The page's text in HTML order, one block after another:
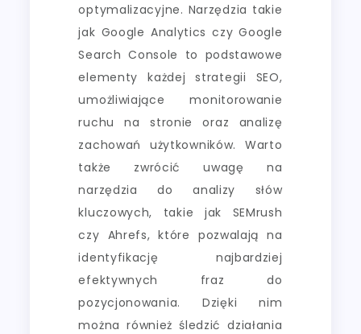
optymalizacyjne. Narzędzia takie
jak Google Analytics czy Google
Search Console to podstawowe
elementy każdej strategii SEO,
umożliwiające monitorowanie
ruchu na stronie oraz analizę
zachowań użytkowników. Warto
także zwrócić uwagę na
narzędzia do analizy słów
kluczowych, takie jak SEMrush
czy Ahrefs, które pozwalają na
identyfikację najbardziej
efektywnych fraz do
pozycjonowania. Dzięki nim
można również śledzić działania